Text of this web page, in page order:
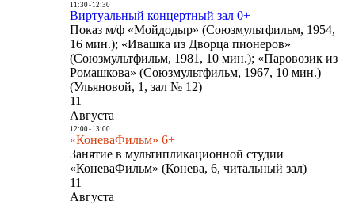
11:30- 12:30
Виртуальный концертный зал 0+
Показ м/ф «Мойдодыр» (Союзмультфильм, 1954,
16 мин.); «Ивашка из Дворца пионеров»
(Союзмультфильм, 1981, 10 мин.); «Паровозик из
Ромашкова» (Союзмультфильм, 1967, 10 мин.)
(Ульяновой, 1, зал № 12)
11
Августа
12:00- 13:00
«КоневаФильм» 6+
Занятие в мультипликационной студии
«КоневаФильм» (Конева, 6, читальный зал)
11
Августа